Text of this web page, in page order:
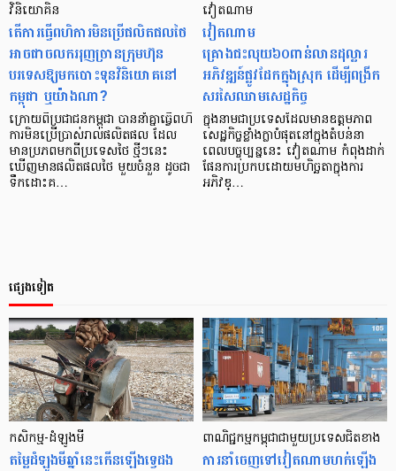
វិនិយោគិន
តើការធ្វើពហិការមិនប្រើផលិតផលថៃ
អាចជាចលកររុញច្រានក្រុមហ៊ុន
បរទេសឱ្យមកបោះទុនវិនិយោគនៅ
កម្ពុជា ឬយ៉ាងណា?
ក្រោយពីប្រជាជនកម្ពុជា បាននាំគ្នាធ្វើពហិ
ការមិនប្រើប្រាស់រាល់ផលិតផល ដែល
មានប្រភពមកពីប្រទេសថៃ ថ្មីៗនេះ
ឃើញមានផលិតផលថៃ មួយចំនួន ដូចជា
ទឹកដោះគ…
វៀតណាម
វៀតណាម
គ្រោងជះលុយ៦០ពាន់លានដុល្លារ
អភិវឌ្ឍន៍ផ្លូវដែកក្នុងស្រុក ដើម្បីពង្រីក
សរសៃឈាមសេដ្ឋកិច្ច
ក្នុងនាមជាប្រទេសដែលមានឧត្តមភាព
សេដ្ឋកិច្ចខ្លាំងក្លាបំផុតនៅក្នុងតំបន់នា
ពេលបច្ចុប្បន្ននេះ វៀតណាម កំពុងដាក់
ផែនការប្រកបដោយមហិច្ឆតាក្នុងការ
អភិវឌ្…
ផ្សេងទៀត
កសិកម្ម-ដំឡូងមី
តម្លៃដំឡូងមីឆ្នាំនេះកើនឡើងទ្វេដង
ពាណិជ្ជកម្មកម្ពុជាជាមួយប្រទេសជិតខាង
ការនាំចេញទៅវៀតណាមហក់ឡើង